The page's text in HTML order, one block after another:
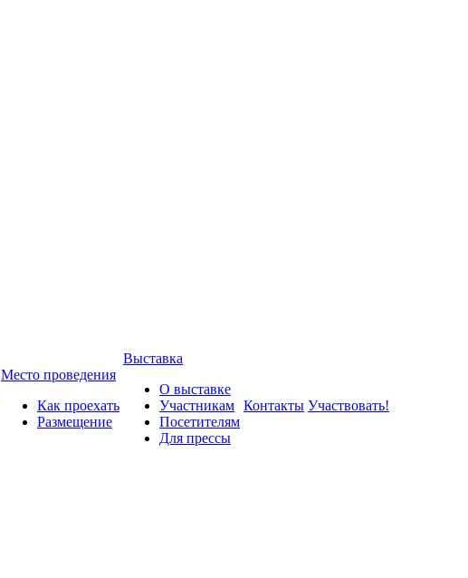
Место проведения
Как проехать
Размещение
Выставка
О выставке
Участникам
Посетителям
Для прессы
Контакты Участвовать!